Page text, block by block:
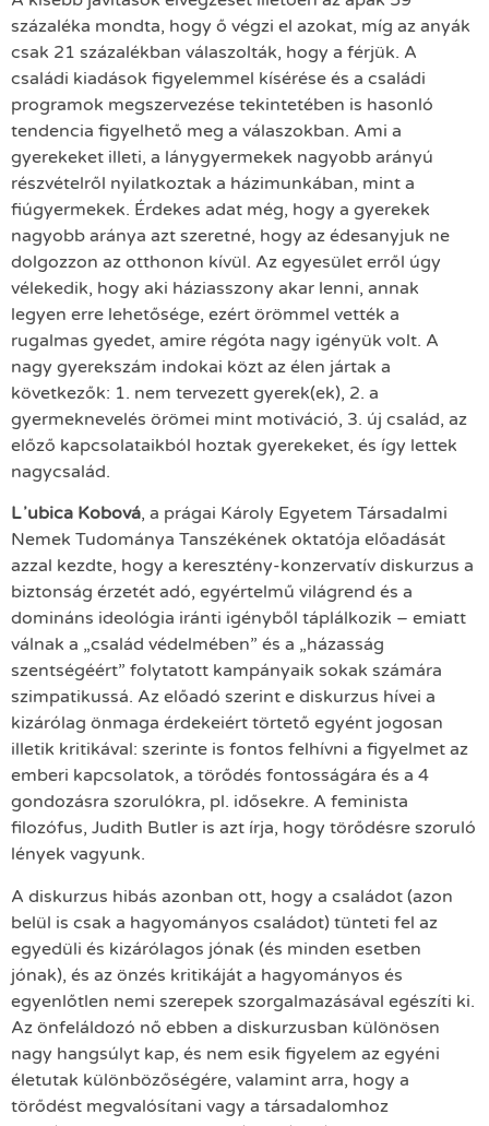
százaléka mondta, hogy ő végzi el azokat, míg az anyák
csak 21 százalékban válaszolták, hogy a férjük. A
családi kiadások figyelemmel kísérése és a családi
programok megszervezése tekintetében is hasonló
tendencia figyelhető meg a válaszokban. Ami a
gyerekeket illeti, a lánygyermekek nagyobb arányú
részvételről nyilatkoztak a házimunkában, mint a
fiúgyermekek. Érdekes adat még, hogy a gyerekek
nagyobb aránya azt szeretné, hogy az édesanyjuk ne
dolgozzon az otthonon kívül. Az egyesület erről úgy
vélekedik, hogy aki háziasszony akar lenni, annak
legyen erre lehetősége, ezért örömmel vették a
rugalmas gyedet, amire régóta nagy igényük volt. A
nagy gyerekszám indokai közt az élen jártak a
következők: 1. nem tervezett gyerek(ek), 2. a
gyermeknevelés örömei mint motiváció, 3. új család, az
előző kapcsolataikból hoztak gyerekeket, és így lettek
nagycsalád.
Lʼubica Kobová, a prágai Károly Egyetem Társadalmi
Nemek Tudománya Tanszékének oktatója előadását
azzal kezdte, hogy a keresztény-konzervatív diskurzus a
biztonság érzetét adó, egyértelmű világrend és a
domináns ideológia iránti igényből táplálkozik – emiatt
válnak a „család védelmében” és a „házasság
szentségéért” folytatott kampányaik sokak számára
szimpatikussá. Az előadó szerint e diskurzus hívei a
kizárólag önmaga érdekeiért törtető egyént jogosan
illetik kritikával: szerinte is fontos felhívni a figyelmet az
emberi kapcsolatok, a törődés fontosságára és a 4
gondozásra szorulókra, pl. idősekre. A feminista
filozófus, Judith Butler is azt írja, hogy törődésre szoruló
lények vagyunk.
A diskurzus hibás azonban ott, hogy a családot (azon
belül is csak a hagyományos családot) tünteti fel az
egyedüli és kizárólagos jónak (és minden esetben
jónak), és az önzés kritikáját a hagyományos és
egyenlőtlen nemi szerepek szorgalmazásával egészíti ki.
Az önfeláldozó nő ebben a diskurzusban különösen
nagy hangsúlyt kap, és nem esik figyelem az egyéni
életutak különbözőségére, valamint arra, hogy a
törődést megvalósítani vagy a társadalomhoz